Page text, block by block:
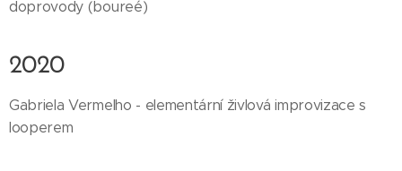
doprovody (boureé)
2020
Gabriela Vermelho - elementární živlová improvizace s
looperem